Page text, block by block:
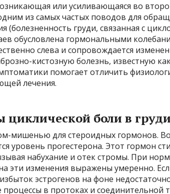
или усиливающаяся во
из самых частых поводов для
(болезненность груди, связанная с
обусловлена гормональными
слева и сопровождается
кистозную болезнь, известную
помогает отличить
лечения.
боли в груди
мишенью для стероидных гормонов.
уровень прогестерона. Этот гормон
набухание и отек стромы. При
эти изменения выражены умеренно.
эстрогенов на фоне
в протоках и соединительной